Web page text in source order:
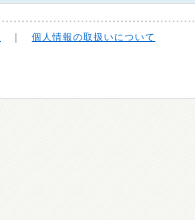
個人情報の取扱いについて